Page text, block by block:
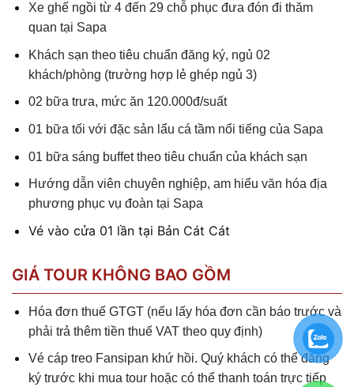
Xe ghế ngồi từ 4 đến 29 chỗ phục đưa đón đi thăm
quan tại Sapa
Khách sạn theo tiêu chuẩn đăng ký, ngủ 02
khách/phòng (trường hợp lẻ ghép ngủ 3)
02 bữa trưa, mức ăn 120.000đ/suất
01 bữa tối với đặc sản lẩu cá tầm nổi tiếng của Sapa
01 bữa sáng buffet theo tiêu chuẩn của khách sạn
Hướng dẫn viên chuyên nghiệp, am hiểu văn hóa địa
phương phục vụ đoàn tại Sapa
Vé vào cửa 01 lần tại Bản Cát Cát
GIÁ TOUR KHÔNG BAO GỒM
Hóa đơn thuế GTGT (nếu lấy hóa đơn cần báo trước và
phải trả thêm tiền thuế VAT theo quy định)
Vé cáp treo Fansipan khứ hồi. Quý khách có thể đăng
ký trước khi mua tour hoặc có thể thanh toán trực tiếp